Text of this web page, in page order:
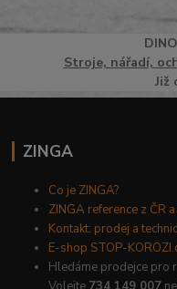
DINO
Stroje, nářadí,
Již
ZINGA
Co je ZINGA?
ZINGA reference z ČR
Kontakt: prodej a
E-shop STOP-
Hledáme prodejce pro